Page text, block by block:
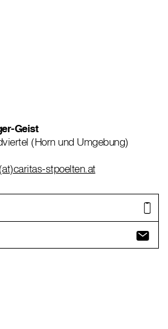
Geist
(Horn und Umgebung)
stpoelten.at